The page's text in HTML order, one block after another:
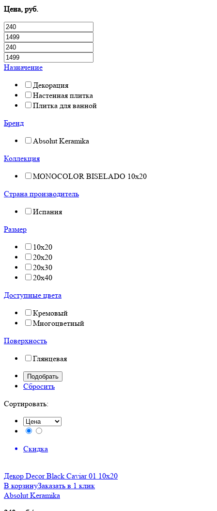
Цена, руб.
Назначение
Декорация
Настенная плитка
Плитка для ванной
Бренд
Absolut Keramika
Коллекция
MONOCOLOR BISELADO 10x20
Страна производитель
Испания
Размер
10x20
20x20
20x30
20x40
Доступные цвета
Кремовый
Многоцветный
Поверхность
Глянцевая
Сбросить
Сортировать:
Скидка
Декор Decor Black Caviar 01 10х20
В корзинуЗаказать в 1 клик
Absolut Keramika